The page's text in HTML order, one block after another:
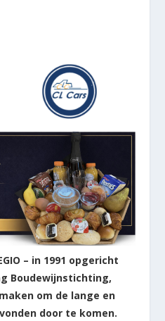
– in 1991 opgericht
Boudewijnstichting,
om de lange en
door te komen.